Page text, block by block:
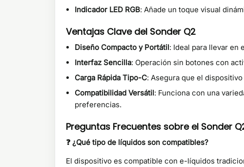
Indicador LED RGB: Añade un toque visual
Ventajas Clave del Sonder Q2
Diseño Compacto y Portátil: Ideal para llevar en
Interfaz Sencilla: Operación sin botones con
Carga Rápida Tipo-C: Asegura que el
Compatibilidad Versátil: Funciona con una
preferencias.
Preguntas Frecuentes sobre el Sonder
❓ ¿Qué tipo de líquidos son compatibles?
El dispositivo es compatible con e-líquidos